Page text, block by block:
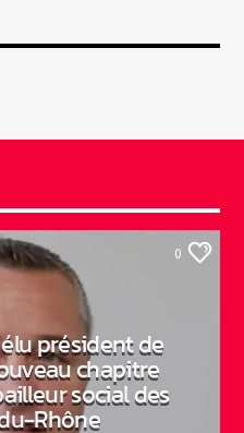
0
président de
chapitre
social des
Rhône